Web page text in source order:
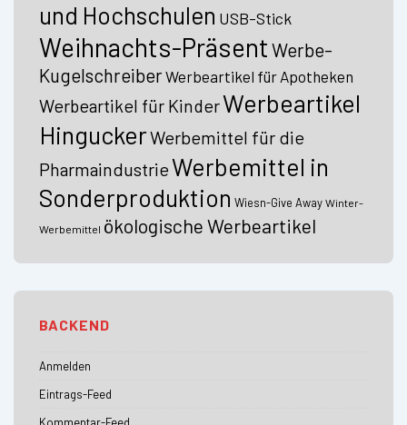
und Hochschulen USB-Stick
Weihnachts-Präsent Werbe-
Kugelschreiber Werbeartikel für Apotheken
Werbeartikel für KinderWerbeartikel
HinguckerWerbemittel für die
PharmaindustrieWerbemittel in
Sonderproduktion Wiesn-Give Away Winter-
Werbemittel ökologische Werbeartikel
BACKEND
Anmelden
Eintrags-Feed
Kommentar-Feed